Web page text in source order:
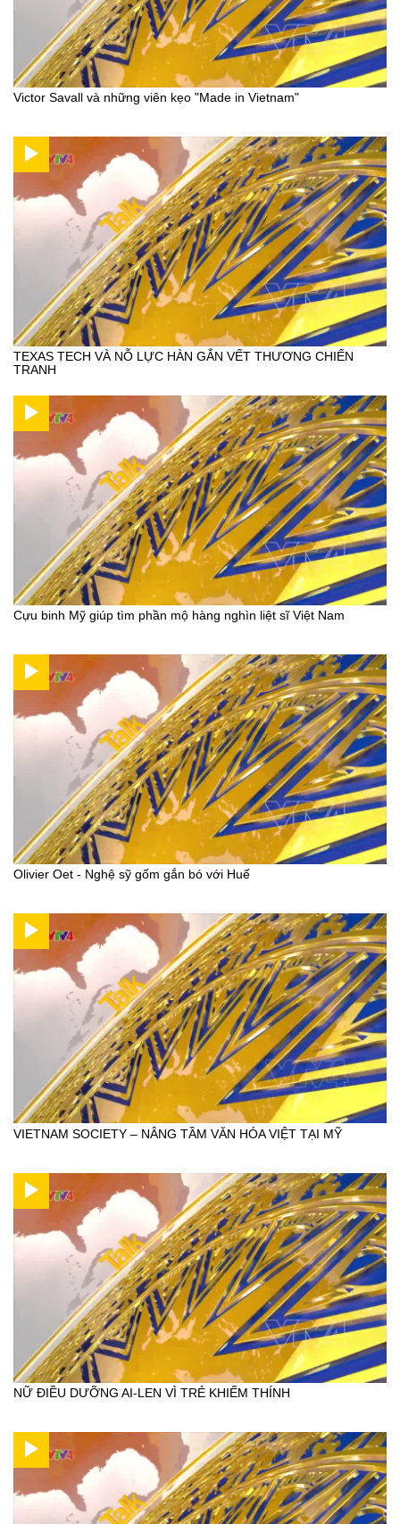
Victor Savall và những viên kẹo "Made in Vietnam"
TEXAS TECH VÀ NỖ LỰC HÀN GẮN VẾT THƯƠNG CHIẾN
TRANH
Cựu binh Mỹ giúp tìm phần mộ hàng nghìn liệt sĩ Việt Nam
Olivier Oet - Nghệ sỹ gốm gắn bó với Huế
VIETNAM SOCIETY – NÂNG TẦM VĂN HÓA VIỆT TẠI MỸ
NỮ ĐIỀU DƯỠNG AI-LEN VÌ TRẺ KHIẾM THÍNH